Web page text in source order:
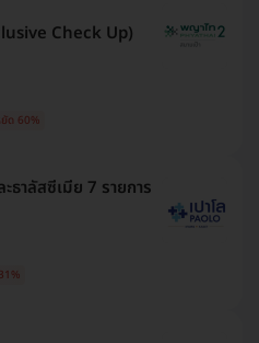
Check Up)
ยัด 60%
ธาลัสซีเมีย 7 รายการ